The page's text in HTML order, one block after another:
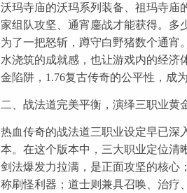
沃玛寺庙的沃玛系列装备、祖玛寺庙
家组队攻坚、通宵鏖战才能获得。多
为了一把怒斩，蹲守白野猪数个通宵
水浇筑的成就感，也让游戏内的经济
金陷阱，1.76复古传奇的公平性，成
二、战法道完美平衡，演绎三职业黄
热血传奇的战法道三职业设定早已深
本。在这个版本中，三大职业定位清
剑法爆发力拉满，是正面攻坚的核心
称刷怪利器；道士则兼具召唤、治疗